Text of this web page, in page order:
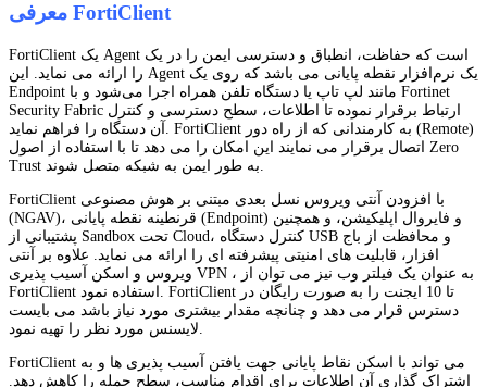
معرفی FortiClient
FortiClient یک Agent است که حفاظت، انطباق و دسترسی ایمن را در یک
را ارائه می نماید. این Agent یک نرم‌افزار نقطه پایانی می باشد که روی یک
Endpoint مانند لپ‌ تاپ یا دستگاه تلفن همراه اجرا می‌شود و با Fortinet
Security Fabric ارتباط برقرار نموده تا اطلاعات، سطح دسترسی و کنترل
آن دستگاه را فراهم نماید. FortiClient به کارمندانی که از راه دور (Remote)
اتصال برقرار می نمایند این امکان را می دهد تا با استفاده از اصول Zero
Trust به طور ایمن به شبکه متصل شوند.
FortiClient با افزودن آنتی ویروس نسل بعدی مبتنی بر هوش مصنوعی
(NGAV)، قرنطینه نقطه پایانی (Endpoint) و فایروال اپلیکیشن، و همچنین
پشتیبانی از Sandbox تحت Cloud، کنترل دستگاه USB و محافظت از باج
افزار، قابلیت های امنیتی پیشرفته ای را ارائه می نماید. علاوه بر آنتی
ویروس و اسکن آسیب پذیری VPN ، به عنوان یک فیلتر وب نیز می توان از
FortiClient استفاده نمود. FortiClient تا 10 ایجنت را به صورت رایگان در
دسترس قرار می دهد و چنانچه مقدار بیشتری مورد نیاز باشد می بایست
لایسنس مورد نظر را تهیه نمود.
FortiClient می تواند با اسکن نقاط پایانی جهت یافتن آسیب پذیری ها و به
اشتراک گذاری آن اطلاعات برای اقدام مناسب، سطح حمله را کاهش دهد.